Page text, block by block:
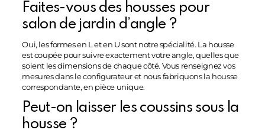
Faites-vous des housses pour
salon de jardin d’angle ?
Oui, les formes en L et en U sont notre spécialité. La housse
est coupée pour suivre exactement votre angle, quelles que
soient les dimensions de chaque côté. Vous renseignez vos
mesures dans le configurateur et nous fabriquons la housse
correspondante, en pièce unique.
Peut-on laisser les coussins sous la
housse ?